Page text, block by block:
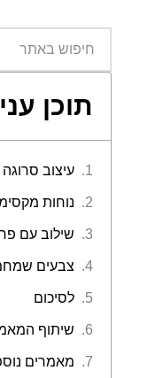
תוכן
עיצוב
נוחות
שילוב עם
צבעים
לסיכום
שיתוף
מאמרים